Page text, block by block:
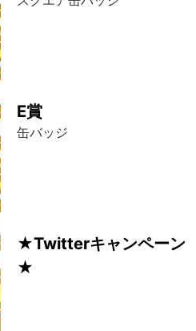
E賞
缶バッジ
★Twitterキャンペーン
★